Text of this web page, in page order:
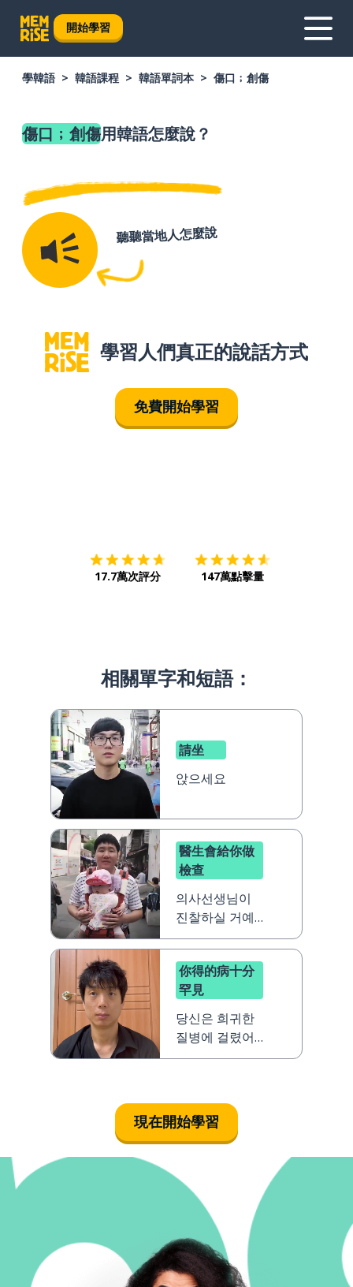
開始學習
學韓語 韓語課程 韓語單詞本 傷口﹔創傷
傷口﹔創傷用韓語怎麼說？
聽聽當地人怎麼說
學習人們真正的說話方式
免費開始學習
17.7萬次評分 147萬點擊量
相關單字和短語：
請坐
앉으세요
醫生會給你做
檢查
의사선생님이
진찰하실 거예
요
你得的病十分
罕見
당신은 희귀한
질병에 걸렸어
요
現在開始學習